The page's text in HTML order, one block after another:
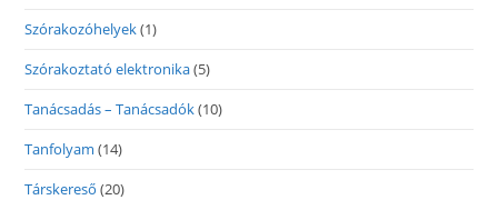
Szórakozóhelyek(1)
Szórakoztató elektronika(5)
Tanácsadás – Tanácsadók(10)
Tanfolyam (14)
Társkereső (20)